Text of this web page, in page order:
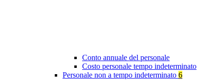
Conto annuale del personale
Costo personale tempo indeterminato
Personale non a tempo indeterminato 6